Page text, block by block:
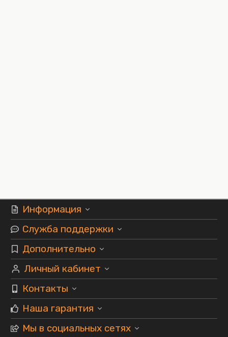
Информация
Служба поддержки
Дополнительно
Личный кабинет
Контакты
Наша гарантия
Мы в социальных сетях